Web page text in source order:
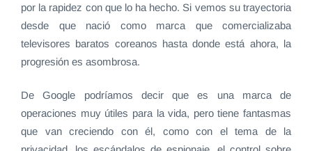
por la rapidez con que lo ha hecho. Si vemos su trayectoria
desde que nació como marca que comercializaba
televisores baratos coreanos hasta donde está ahora, la
progresión es asombrosa.
De Google podríamos decir que es una marca de
operaciones muy útiles para la vida, pero tiene fantasmas
que van creciendo con él, como con el tema de la